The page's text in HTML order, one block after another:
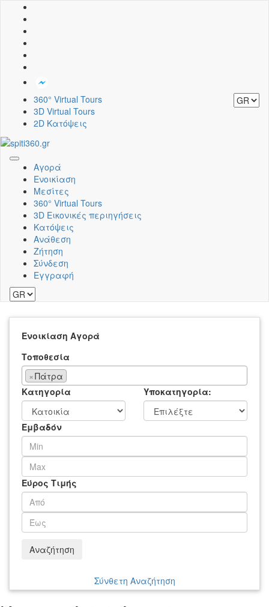
360° Virtual Tours
3D Virtual Tours
2D Κατόψεις
Toggle
navigation
Αγορά
Ενοικίαση
Μεσίτες
360° Virtual Tours
3D Εικονικές περιηγήσεις
Κατόψεις
Ανάθεση
Ζήτηση
Σύνδεση
Εγγραφή
Ενοικίαση Αγορά
Τοποθεσία
×Πάτρα
Κατηγορία
Υποκατηγορία:
Εμβαδόν
Εύρος Τιμής
Αναζήτηση
Σύνθετη Αναζήτηση